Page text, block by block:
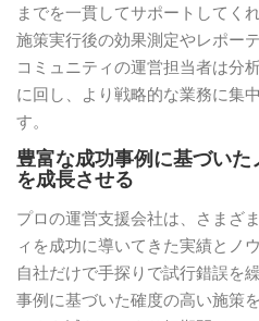
までを一貫してサポートしてくれ
施策実行後の効果測定やレポー
コミュニティの運営担当者は分
に回し、より戦略的な業務に集
す。
豊富な成功事例に基づいた
を成長させる
プロの運営支援会社は、さまざ
ィを成功に導いてきた実績とノ
自社だけで手探りで試行錯誤を
事例に基づいた確度の高い施策